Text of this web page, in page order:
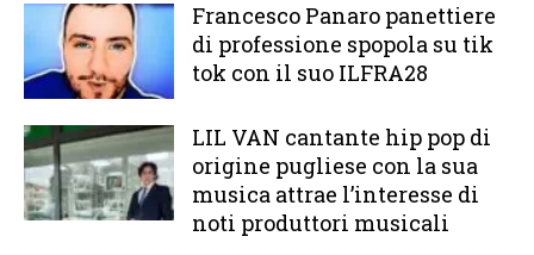
Francesco Panaro panettiere
di professione spopola su tik
tok con il suo ILFRA28
LIL VAN cantante hip pop di
origine pugliese con la sua
musica attrae l’interesse di
noti produttori musicali